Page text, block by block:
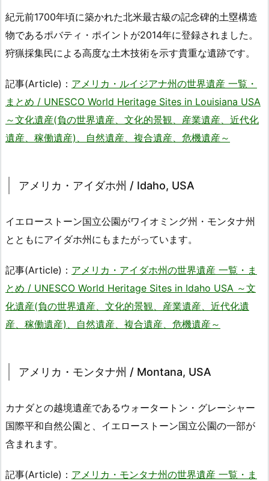
紀元前1700年頃に築かれた北米最古級の記念碑的土塁構造
物であるポバティ・ポイントが2014年に登録されました。
狩猟採集民による高度な土木技術を示す貴重な遺跡です。
記事(Article)： アメリカ・ルイジアナ州の世界遺産 一覧・
まとめ / UNESCO World Heritage Sites in Louisiana USA
～文化遺産(負の世界遺産、文化的景観、産業遺産、近代化
遺産、稼働遺産)、自然遺産、複合遺産、危機遺産～
アメリカ・アイダホ州 / Idaho, USA
イエローストーン国立公園がワイオミング州・モンタナ州
とともにアイダホ州にもまたがっています。
記事(Article)： アメリカ・アイダホ州の世界遺産 一覧・ま
とめ / UNESCO World Heritage Sites in Idaho USA ～文
化遺産(負の世界遺産、文化的景観、産業遺産、近代化遺
産、稼働遺産)、自然遺産、複合遺産、危機遺産～
アメリカ・モンタナ州 / Montana, USA
カナダとの越境遺産であるウォータートン・グレーシャー
国際平和自然公園と、イエローストーン国立公園の一部が
含まれます。
記事(Article)： アメリカ・モンタナ州の世界遺産 一覧・ま